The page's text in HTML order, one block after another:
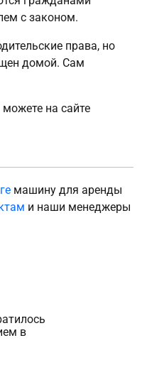
с законом.
права, но
домой. Сам
на сайте
машину для аренды
и наши менеджеры
в